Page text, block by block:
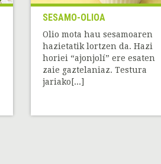
SESAMO-OLIOA
Olio mota hau sesamoaren
hazietatik lortzen da. Hazi
horiei “ajonjolí” ere esaten
zaie gaztelaniaz. Testura
jariako[...]